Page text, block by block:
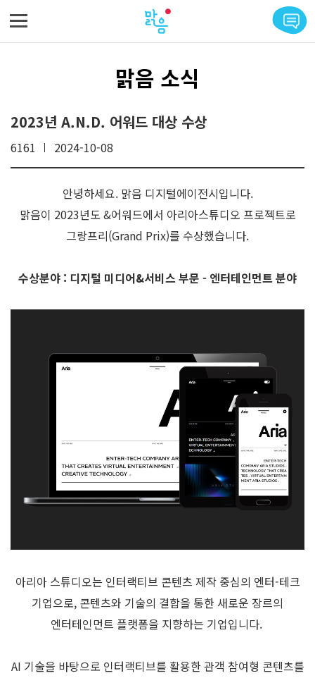
맑음 소식
2023년 A.N.D. 어워드 대상 수상
6161 2024-10-08
안녕하세요. 맑음 디지털에이전시입니다.
맑음이 2023년도 &어워드에서 아리아스튜디오 프로젝트로
그랑프리(Grand Prix)를 수상했습니다.
수상분야 : 디지털 미디어&서비스 부문 - 엔터테인먼트 분야
아리아 스튜디오는 인터랙티브 콘텐츠 제작 중심의 엔터-테크
기업으로, 콘텐츠와 기술의 결합을 통한 새로운 장르의
엔터테인먼트 플랫폼을 지향하는 기업입니다.
AI 기술을 바탕으로 인터랙티브를 활용한 관객 참여형 콘텐츠를